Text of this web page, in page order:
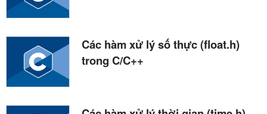
Các hàm xử lý số thực (float.h)
trong C/C++